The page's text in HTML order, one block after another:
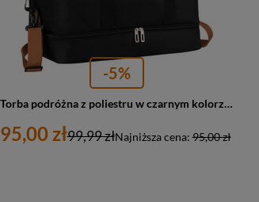
-5%
Torba podróżna z poliestru w czarnym kolorze z dopinanym paskiem na ramię - Peterson
95,00 zł Najniższa cena:95,00 zł
99,99 zł